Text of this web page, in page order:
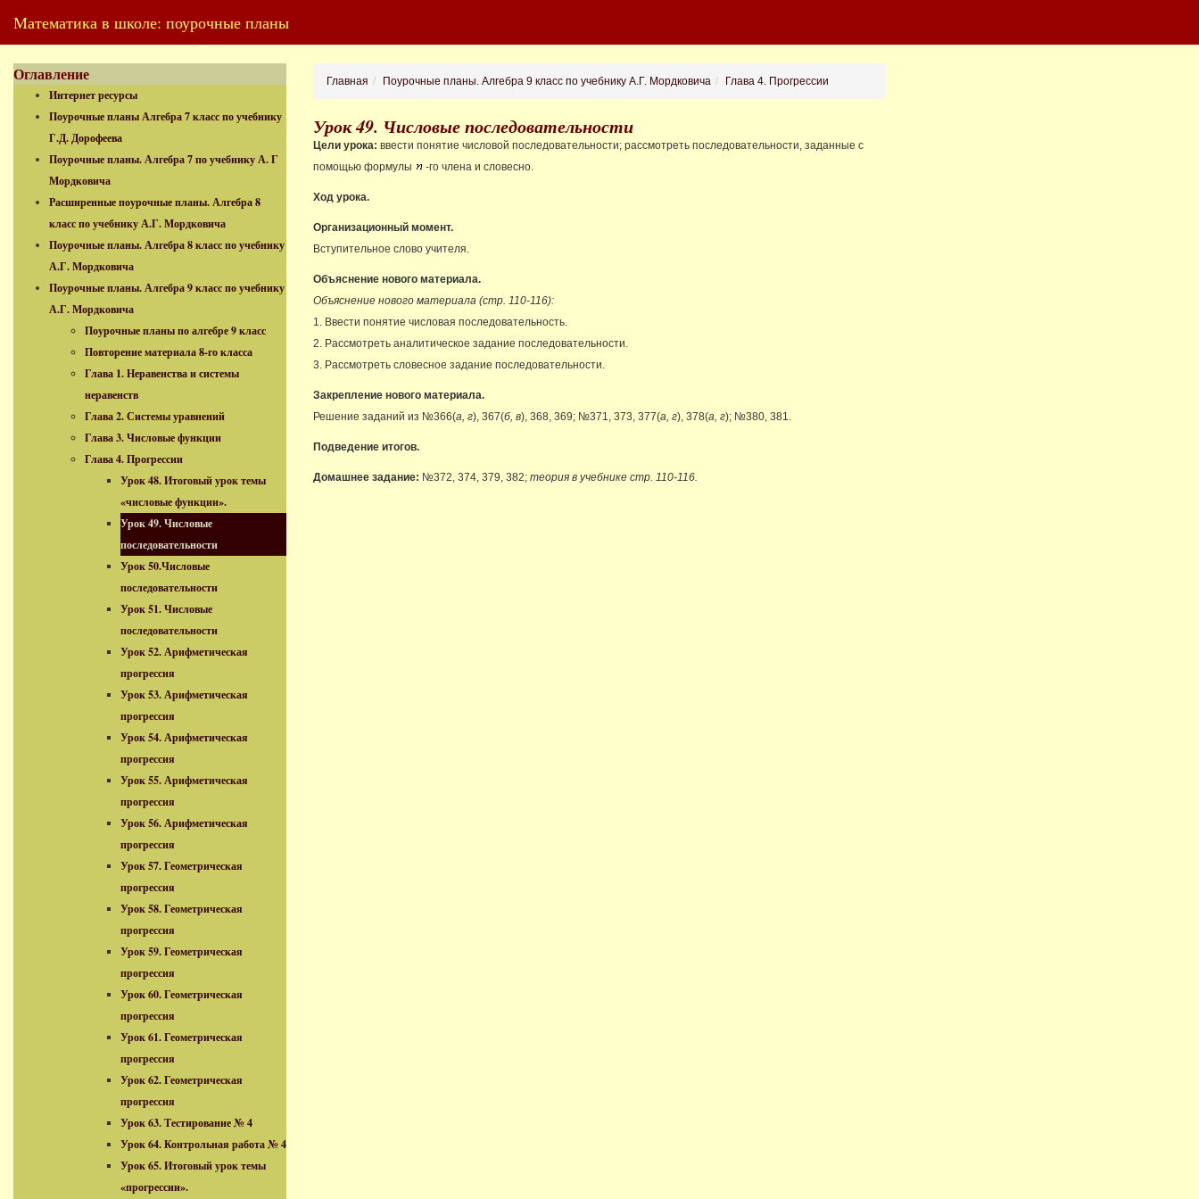
Математика в школе: поурочные планы
Оглавление
Интернет ресурсы
Поурочные планы Алгебра 7 класс по учебнику
Г.Д. Дорофеева
Поурочные планы. Алгебра 7 по учебнику А. Г
Мордковича
Расширенные поурочные планы. Алгебра 8
класс по учебнику А.Г. Мордковича
Поурочные планы. Алгебра 8 класс по учебнику
А.Г. Мордковича
Поурочные планы. Алгебра 9 класс по учебнику
А.Г. Мордковича
Поурочные планы по алгебре 9 класс
Повторение материала 8-го класса
Глава 1. Неравенства и системы
неравенств
Глава 2. Системы уравнений
Глава 3. Числовые функции
Глава 4. Прогрессии
Урок 48. Итоговый урок темы
«числовые функции».
Урок 49. Числовые
последовательности
Урок 50.Числовые
последовательности
Урок 51. Числовые
последовательности
Урок 52. Арифметическая
прогрессия
Урок 53. Арифметическая
прогрессия
Урок 54. Арифметическая
прогрессия
Урок 55. Арифметическая
прогрессия
Урок 56. Арифметическая
прогрессия
Урок 57. Геометрическая
прогрессия
Урок 58. Геометрическая
прогрессия
Урок 59. Геометрическая
прогрессия
Урок 60. Геометрическая
прогрессия
Урок 61. Геометрическая
прогрессия
Урок 62. Геометрическая
прогрессия
Урок 63. Тестирование № 4
Урок 64. Контрольная работа № 4
Урок 65. Итоговый урок темы
«прогрессии».
Главная Поурочные планы. Алгебра 9 класс по учебнику А.Г. Мордковича Глава 4. Прогрессии
Урок 49. Числовые последовательности
Цели урока: ввести понятие числовой последовательности; рассмотреть последовательности, заданные с
помощью формулы
-го члена и словесно.
Ход урока.
Организационный момент.
Вступительное слово учителя.
Объяснение нового материала.
Объяснение нового материала (стр. 110-116):
1. Ввести понятие числовая последовательность.
2. Рассмотреть аналитическое задание последовательности.
3. Рассмотреть словесное задание последовательности.
Закрепление нового материала.
Решение заданий из №366(а, г), 367(б, в), 368, 369; №371, 373, 377(а, г), 378(а, г); №380, 381.
Подведение итогов.
Домашнее задание: №372, 374, 379, 382; теория в учебнике стр. 110-116.